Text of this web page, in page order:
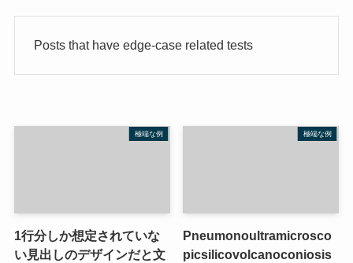
Posts that have edge-case related tests
極端な例
1行分しか想定されていな
い見出しのデザインだと文
極端な例
Pneumonoultramicrosco
picsilicovolcanoconiosis